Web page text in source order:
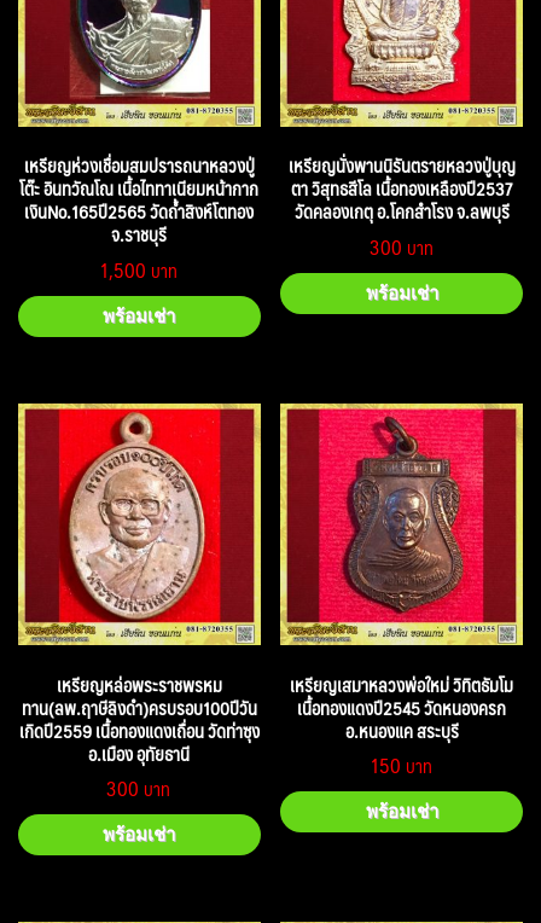
เหรียญห่วงเชื่อมสมปรารถนาหลวงปู่
โต๊ะ อินทวัณโณ เนื้อไททาเนียมหน้ากาก
เงินNo.165ปี2565 วัดถ้ำสิงห์โตทอง
จ.ราชบุรี
1,500
พร้อมเช่า
เหรียญนั่งพานนิรันตรายหลวงปู่บุญ
ตา วิสุทธสีโล เนื้อทองเหลืองปี2537
วัดคลองเกตุ อ.โคกสำโรง จ.ลพบุรี
300
พร้อมเช่า
เหรียญหล่อพระราชพรหม
ทาน(ลพ.ฤาษีลิงดำ)ครบรอบ100ปีวัน
เกิดปี2559 เนื้อทองแดงเถื่อน วัดท่าซุง
อ.เมือง อุทัยธานี
300
พร้อมเช่า
เหรียญเสมาหลวงพ่อใหม่ วิทิตธัมโม
เนื้อทองแดงปี2545 วัดหนองครก
อ.หนองแค สระบุรี
150
พร้อมเช่า